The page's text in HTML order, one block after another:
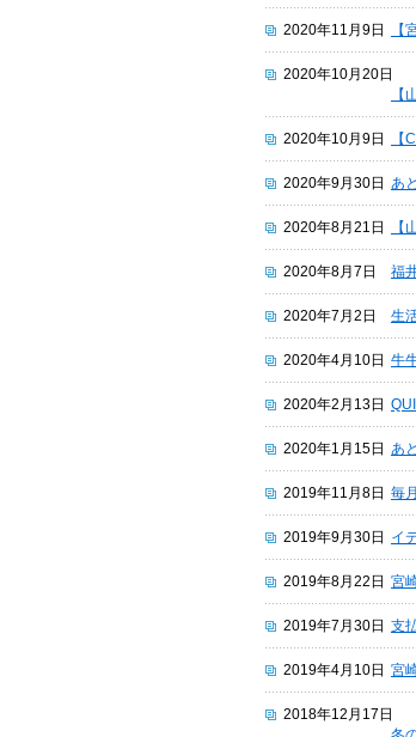
2020年11月9日 【
2020年10月20日
【
2020年10月9日 【
2020年9月30日 あ
2020年8月21日 【
2020年8月7日 福
2020年7月2日 生
2020年4月10日 牛
2020年2月13日
2020年1月15日 あ
2019年11月8日 毎
2019年9月30日 イ
2019年8月22日 宮
2019年7月30日 支
2019年4月10日 宮
2018年12月17日